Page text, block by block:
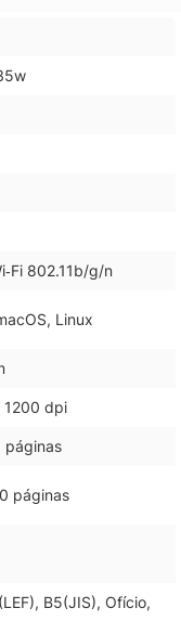
802.11b/g/n
Linux
1200 dpi
páginas
páginas
B5(JIS), Ofício,